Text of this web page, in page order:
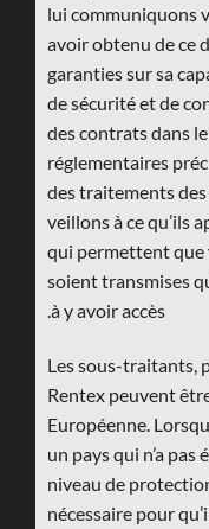
lui communiquons
avoir obtenu de ce
garanties sur sa
de sécurité et de
des contrats dans
réglementaires
des traitements
veillons à ce qu’ils
qui permettent que
soient transmises
à y avoir accès.
Les sous-traitants,
Rentex peuvent
Européenne.
un pays qui n’a
niveau de
nécessaire pour